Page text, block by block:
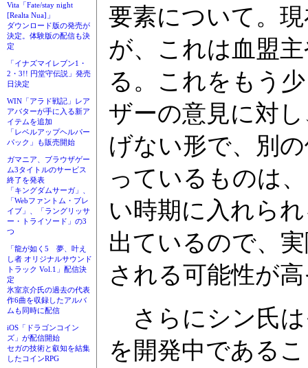
Vita「Fate/stay night
[Realta Nua]」
ダウンロード版の発売が
決定。体験版の配信も決
定
「イナズマイレブン1・
2・3!! 円堂守伝説」発売
日決定
WIN「アラド戦記」レア
アバターが手に入る新ア
イテムを追加
「レベルアップヘルパー
パック」も販売開始
ガマニア、ブラウザゲー
ム3タイトルのサービス
終了を発表
「キングダムサーガ」、
「Webファントム・ブレ
イブ」、「ラングリッサ
ー・トライソード」の3
つ
「龍が如く5 夢、叶え
し者 オリジナルサウンド
トラック Vol.1」配信決
定
氷室京介氏の過去の代表
作6曲を収録したアルバ
ムも同時に配信
iOS「ドラゴンコイン
ズ」が配信開始
セガの技術と叡知を結集
したコインRPG
要素について。
が、これは血盟
る。これをもう
ザーの意見に対
げない形で、別
っているものは
い時期に入れら
出ているので、
される可能性が
さらにシン氏は
を開発中である